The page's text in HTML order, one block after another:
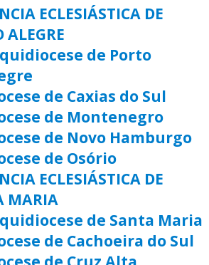
ECLESIÁSTICA DE
ALEGRE
de Porto
de Caxias do Sul
de Montenegro
de Novo Hamburgo
de Osório
ECLESIÁSTICA DE
MARIA
de Santa Maria
de Cachoeira do Sul